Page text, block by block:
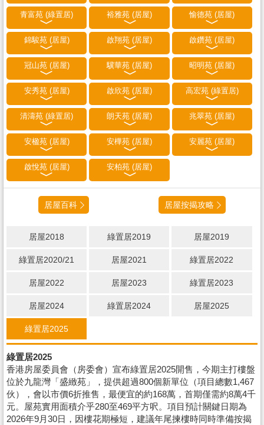
青富苑 (綠置居) 裕雅苑 (居屋) 愉德苑 (居屋)
錦駿苑 (居屋) 啟翔苑 (居屋) 啟鑽苑 (居屋)
冠山苑 (居屋) 驥華苑 (居屋) 昭明苑 (居屋)
安秀苑 (居屋) 啟欣苑 (居屋) 高宏苑 (綠置居)
清濤苑 (綠置居) 朗天苑 (居屋) 兆翠苑 (居屋)
安楹苑 (居屋) 安樺苑 (居屋) 安麗苑 (居屋)
啟悅苑 (居屋) 安柏苑 (居屋)
居屋百科 居屋按揭攻略
居屋2018 綠置居2019 居屋2019
綠置居2020/21 居屋2021 綠置居2022
居屋2022 居屋2023 綠置居2023
居屋2024 綠置居2024 居屋2025
綠置居2025
綠置居2025
香港房屋委員會（房委會）宣布綠置居2025開售，今期主打樓盤
位於九龍灣「盛緻苑」，提供超過800個新單位（項目總數1,467
伙），會以市價6折推售，最便宜的約168萬，首期僅需約8萬4千
元。屋苑實用面積介乎280至469平方呎。項目預計關鍵日期為
2026年9月30日，因樓花期極短，建議年尾揀樓時同時準備按揭